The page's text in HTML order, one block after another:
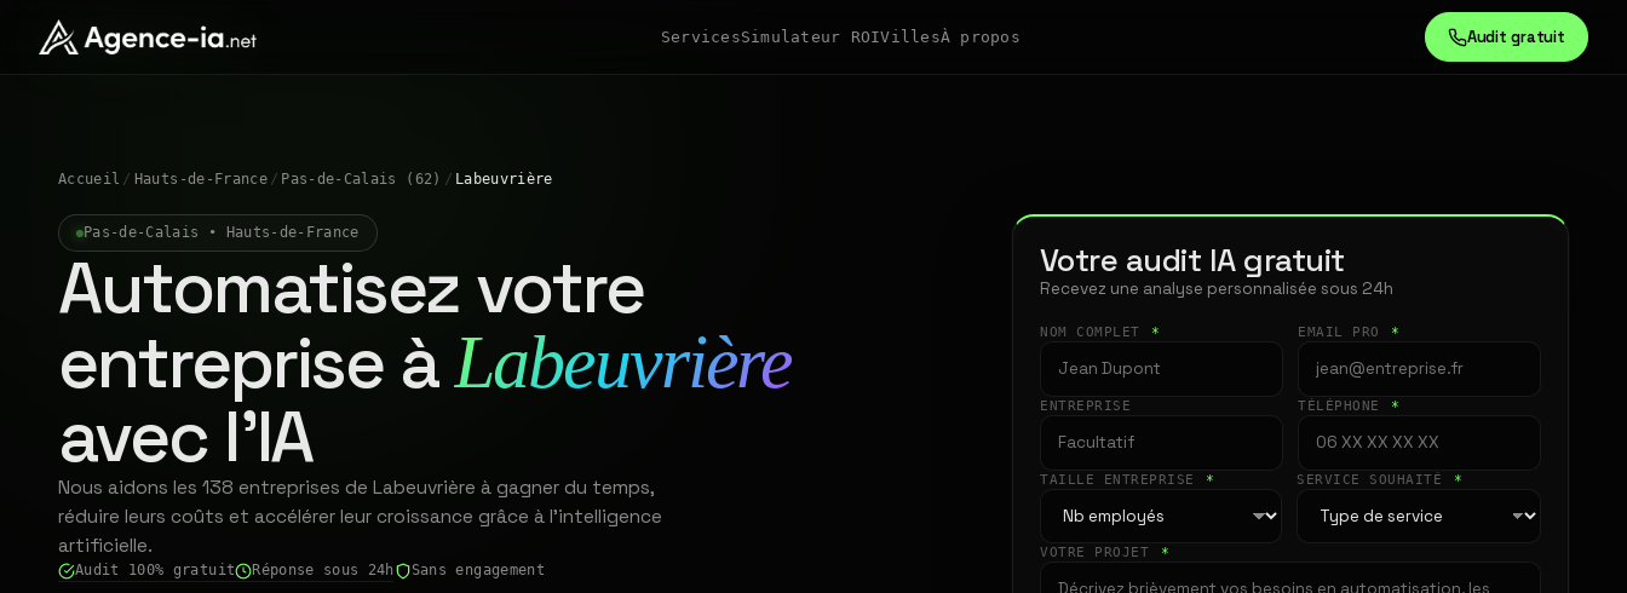
ServicesSimulateur ROIVillesÀ propos Audit gratuit
Accueil / Hauts-de-France / Pas-de-Calais (62) / Labeuvrière
Pas-de-Calais • Hauts-de-France
Automatisez votre
entreprise àLabeuvrière
avec l'IA
Nous aidons les 138 entreprises de Labeuvrière à gagner du temps,
réduire leurs coûts et accélérer leur croissance grâce à l'intelligence
artificielle.
Audit 100% gratuit Réponse sous 24h Sans engagement
Votre audit IA gratuit
Recevez une analyse personnalisée sous 24h
NOM COMPLET * EMAIL PRO *
ENTREPRISE TÉLÉPHONE *
TAILLE ENTREPRISE * SERVICE SOUHAITÉ *
VOTRE PROJET *